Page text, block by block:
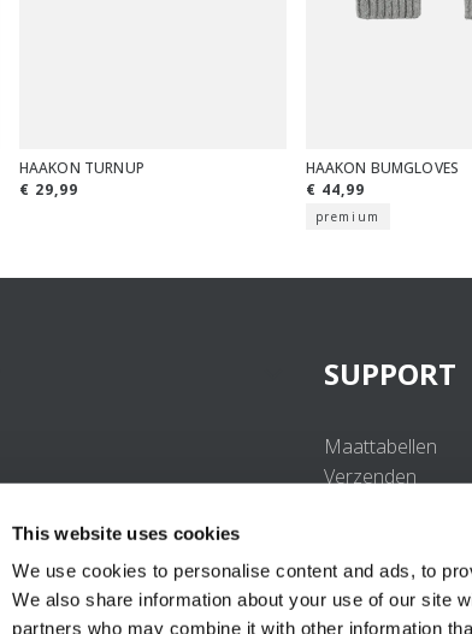
This website uses cookies
We use cookies to personalise content and ads, to
We also share information about your use of our site
partners who may combine it with other information
HAAKON TURNUP
€ 29,99
HAAKON BUMGLOVES
€ 44,99
premium
SUPPORT
Maattabellen
Verzenden
Contact
UV-
B2B Portal Login